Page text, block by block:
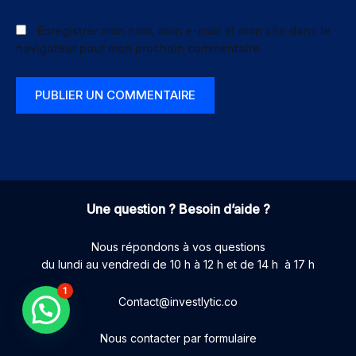
Enregistrer mon nom, mon e-mail et mon site dans le
navigateur pour mon prochain commentaire.
Une question ? Besoin d’aide ?
Nous répondons à vos questions
du lundi au vendredi de 10 h à 12 h et de 14 h à 17 h
Contact@investlytic.co
Nous contacter par formulaire
1